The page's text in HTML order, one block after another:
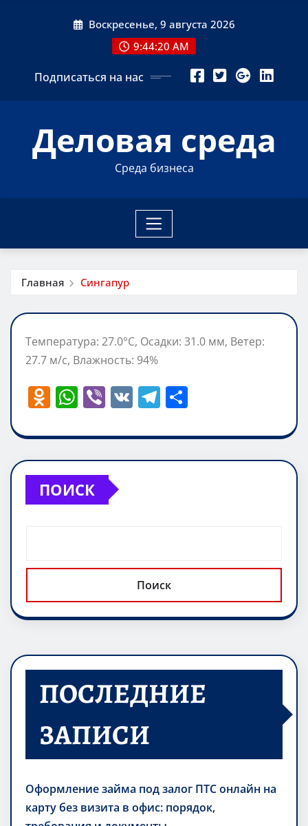
Воскресенье, 9 августа 2026
9:44:21 AM
Подписаться на нас
Деловая среда
Среда бизнеса
Главная Сингапур
Температура: 27.0°C, Осадки: 31.0 мм, Ветер:
27.7 м/с, Влажность: 94%
O
n
o
kl
a
ki
W
at
s
A
p
Vi
er
V T
e
gr
п
р
ь
ПОИСК
Поиск
ПОСЛЕДНИЕ
ЗАПИСИ
Оформление займа под залог ПТС онлайн на
карту без визита в офис: порядок,